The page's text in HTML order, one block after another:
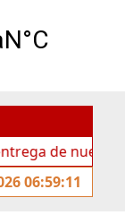
nueva
06:59:11